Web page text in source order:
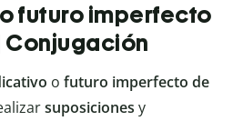
futuro imperfecto
o futuro imperfecto de
suposiciones y